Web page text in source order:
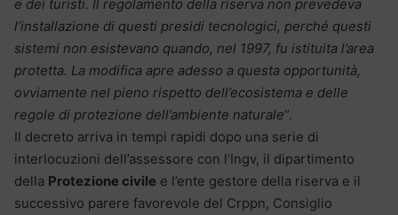
e dei turisti. Il regolamento della riserva non prevedeva
l’installazione di questi presidi tecnologici, perché questi
sistemi non esistevano quando, nel 1997, fu istituita l’area
protetta. La modifica apre adesso a questa opportunità,
ovviamente nel pieno rispetto dell’ecosistema e delle
regole di protezione dell’ambiente naturale“.
Il decreto arriva in tempi rapidi dopo una serie di
interlocuzioni dell’assessore con l’Ingv, il dipartimento
della Protezione civile e l’ente gestore della riserva e il
successivo parere favorevole del Crppn, Consiglio